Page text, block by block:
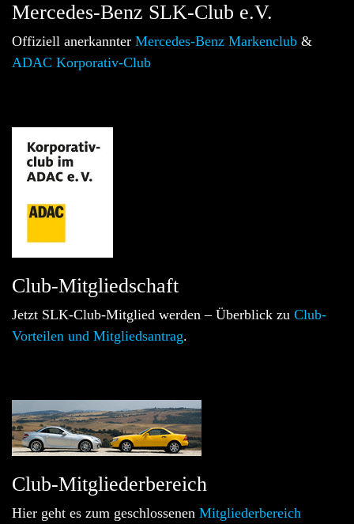
Mercedes-Benz SLK-Club e.V.
Offiziell anerkannter Mercedes-Benz Markenclub &
ADAC Korporativ-Club
Club-Mitgliedschaft
Jetzt SLK-Club-Mitglied werden – Überblick zu Club-
Vorteilen und Mitgliedsantrag.
Club-Mitgliederbereich
Hier geht es zum geschlossenen Mitgliederbereich